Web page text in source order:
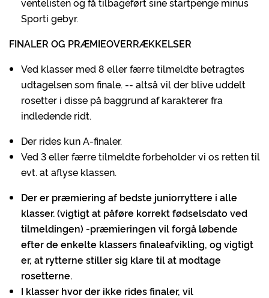
Sporti gebyr.
FINALER OG PRÆMIEOVERRÆKKELSER
Ved klasser med 8 eller færre tilmeldte betragtes
udtagelsen som finale. -- altså vil der blive uddelt
rosetter i disse på baggrund af karakterer fra
indledende ridt.
Der rides kun A-finaler.
Ved 3 eller færre tilmeldte forbeholder vi os retten til
evt. at aflyse klassen.
Der er præmiering af bedste juniorryttere i alle
klasser. (vigtigt at påføre korrekt fødselsdato ved
tilmeldingen) -præmieringen vil forgå løbende
efter de enkelte klassers finaleafvikling, og vigtigt
er, at rytterne stiller sig klare til at modtage
rosetterne.
I klasser hvor der ikke rides finaler, vil